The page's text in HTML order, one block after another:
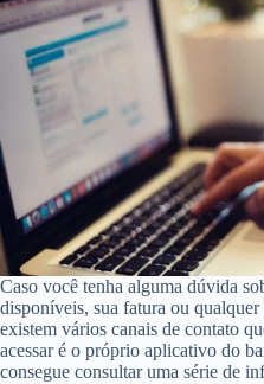
Caso você tenha alguma dúvida
disponíveis, sua fatura ou
existem vários canais de contato
acessar é o próprio aplicativo do
consegue consultar uma série de